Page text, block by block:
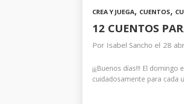
CREA Y JUEGA, CUENTOS,
12 CUENTOS
Por Isabel Sancho el 28
¡¡¡Buenos días!!! El
cuidadosamente para cada